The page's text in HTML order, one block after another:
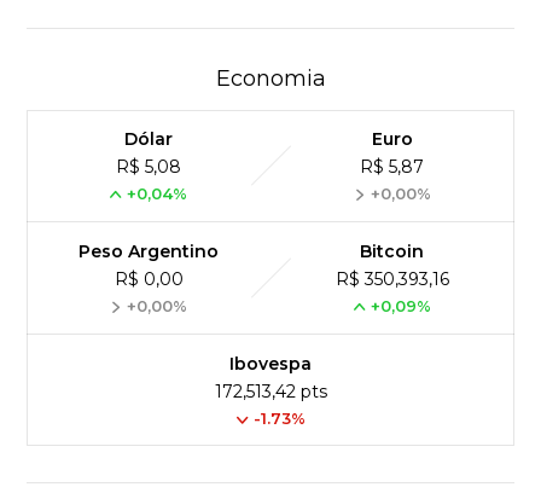
Economia
Dólar
R$ 5,08
+0,04%
Euro
R$ 5,87
+0,00%
Peso Argentino
R$ 0,00
+0,00%
Bitcoin
R$ 350,393,16
+0,09%
Ibovespa
172,513,42 pts
-1.73%